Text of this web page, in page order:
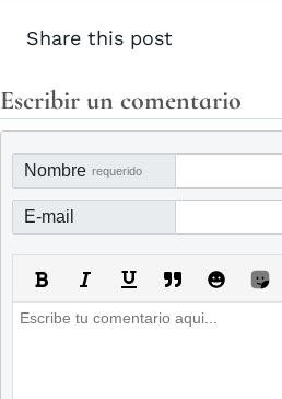
Share this post
Escribir un comentario
Nombre requerido
E-mail